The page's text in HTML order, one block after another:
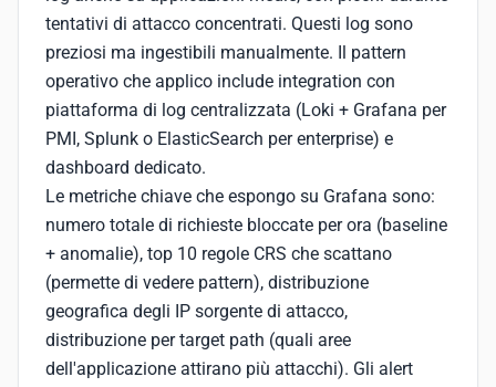
tentativi di attacco concentrati. Questi log sono
preziosi ma ingestibili manualmente. Il pattern
operativo che applico include integration con
piattaforma di log centralizzata (Loki + Grafana per
PMI, Splunk o ElasticSearch per enterprise) e
dashboard dedicato.
Le metriche chiave che espongo su Grafana sono:
numero totale di richieste bloccate per ora (baseline
+ anomalie), top 10 regole CRS che scattano
(permette di vedere pattern), distribuzione
geografica degli IP sorgente di attacco,
distribuzione per target path (quali aree
dell'applicazione attirano più attacchi). Gli alert